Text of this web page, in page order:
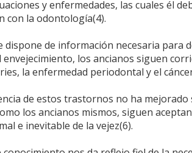
y enfermedades, las cuales él
con la odontología(4).
dispone de información necesaria para
envejecimiento, los ancianos siguen
la enfermedad periodontal y el
de estos trastornos no ha
los ancianos mismos, siguen
e inevitable de la vejez(6).